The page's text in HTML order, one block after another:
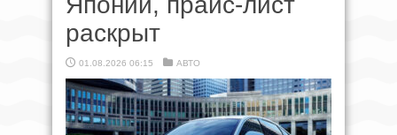
раскрыт
01.08.2026 06:15 АВТО